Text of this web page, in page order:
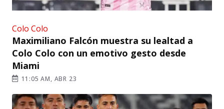
Colo Colo
Maximiliano Falcón muestra su lealtad a
Colo Colo con un emotivo gesto desde
Miami
11:05 AM, ABR 23